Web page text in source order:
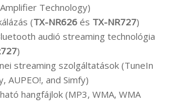
Technology)
(TX-NR626 és TX-NR727)
audió streaming technológia
)
streaming szolgáltatások (TuneIn
AUPEO!, and Simfy)
hangfájlok (MP3, WMA, WMA